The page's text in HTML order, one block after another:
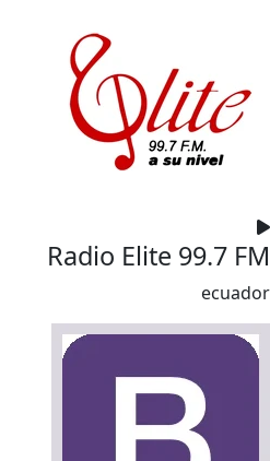
Radio Elite 99.7 FM
ecuador